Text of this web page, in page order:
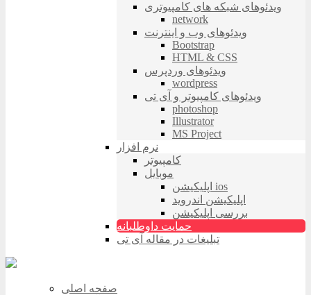
ویدئوهای شبکه های کامپیوتری
network
ویدئوهای وب و اینترنت
Bootstrap
HTML & CSS
ویدئوهای وردپرس
wordpress
ویدئوهای کامپیوتر و آی تی
photoshop
Illustrator
MS Project
نرم افزار
کامپیوتر
موبایل
اپلیکیشن ios
اپلیکیشن اندروید
بررسی اپلیکیشن
حمایت داوطلبانه
تبلیغات در مقاله آی تی
صفحه اصلی